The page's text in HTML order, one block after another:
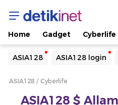
Home Gadget Cyberlife
ASIA128 ASIA128 login
Yang sedang ramai dicari
Loading...
ASIA128 Cyberlife
ASIA128 $